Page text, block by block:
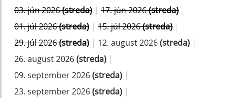
03. jún 2026(streda) | 17. jún 2026(streda) |
01. júl 2026(streda) | 15. júl 2026(streda) |
29. júl 2026(streda) | 12. august 2026(streda) |
26. august 2026(streda) |
09. september 2026(streda) |
23. september 2026(streda) |